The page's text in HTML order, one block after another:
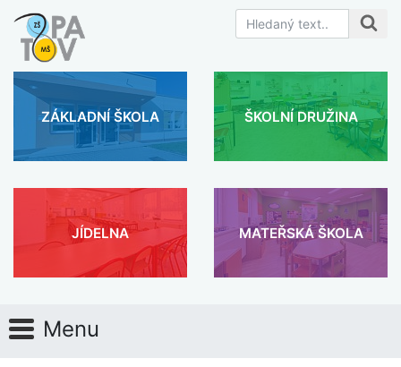
ZÁKLADNÍ ŠKOLA ŠKOLNÍ DRUŽINA
JÍDELNA MATEŘSKÁ ŠKOLA
Menu